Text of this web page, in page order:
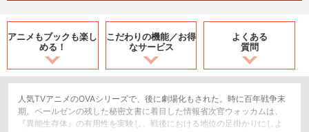
アニメもブックも楽し
める！
こだわりの機能／お得
なサービス
よくある
質問
人気TVアニメのOVAシリーズで、後に劇場化もされた。時に百年戦争末
期。ペールゼンの残した秘密文書に着目した情報省次官ウォッカムは、
『異能生存体』の有用性を実験し、戦後における地位の足掛かりにしよ